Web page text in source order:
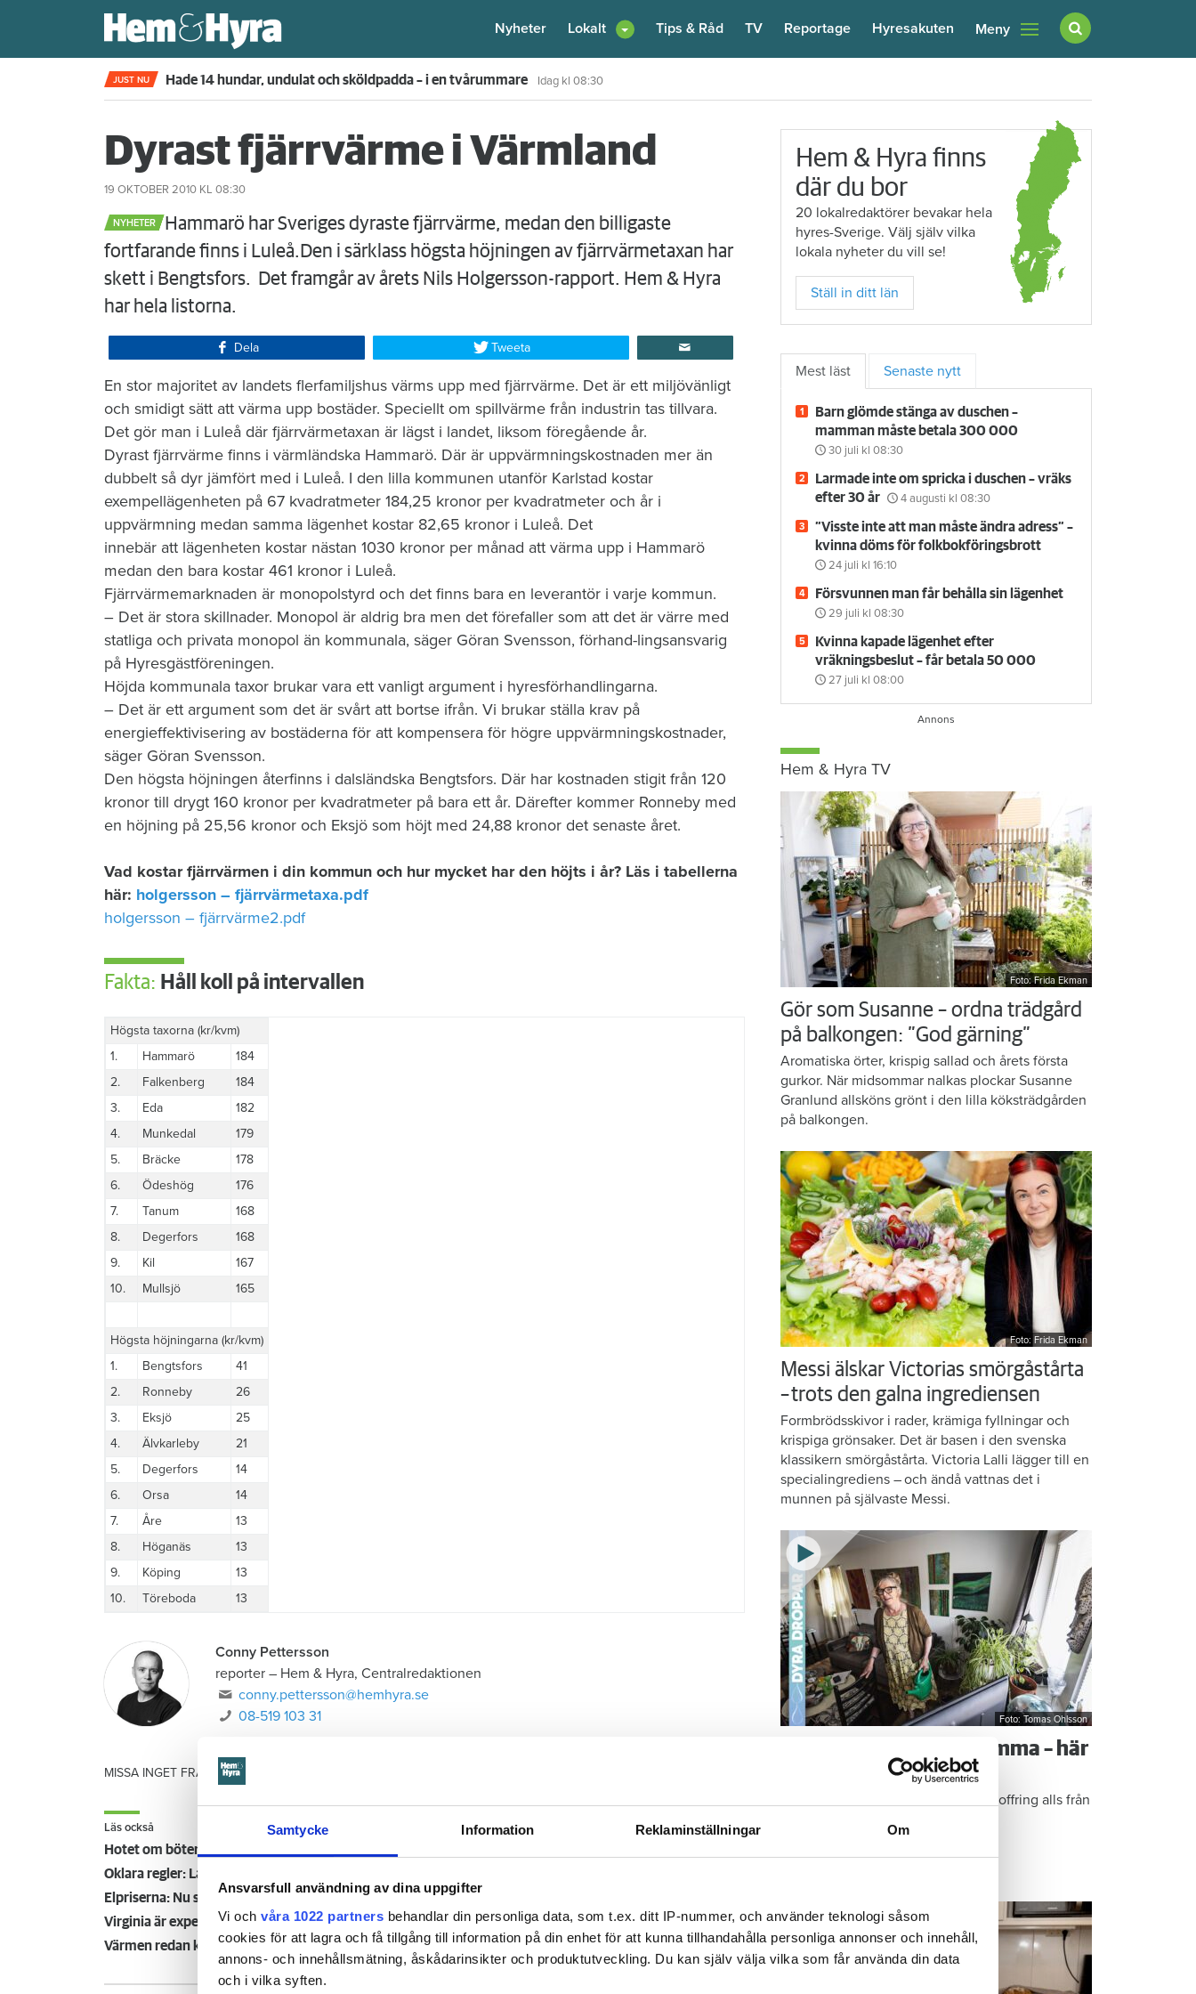
Samtycke Information Reklaminställningar Om
Ansvarsfull användning av dina uppgifter
Vi och våra 1022 partners behandlar din personliga data, som t.ex. ditt IP-nummer, och använder teknologi såsom
cookies för att lagra och få tillgång till information på din enhet för att kunna tillhandahålla personliga annonser och innehåll,
annons- och innehållsmätning, åskådarinsikter och produktutveckling. Du kan själv välja vilka som får använda din data
och i vilka syften.
Nyheter Lokalt Tips & Råd TV Reportage Hyresakuten Meny
JUST NU Kompisdealen blev verklighet – 40 år senare: "Flera fina fördelar med att dela bostad"
Dyrast fjärrvärme i Värmland
19 OKTOBER 2010 KL 08:30
NYHETER
​​Hammarö har Sveriges dyraste fjärrvärme, medan den billigaste
fortfarande finns i Luleå.Den i särklass högsta höjningen av fjärrvärmetaxan har
skett i Bengtsfors. Det framgår av årets Nils Holgersson-rapport. Hem & Hyra
har hela listorna.
Dela Tweeta
En stor majoritet av landets flerfamiljshus värms upp med fjärrvärme. Det är ett miljövänligt
och smidigt sätt att värma upp bostäder. Speciellt om spillvärme från industrin tas tillvara.
Det gör man i Luleå där fjärrvärmetaxan är lägst i landet, liksom föregående år.
Dyrast fjärrvärme finns i värmländska Hammarö. Där är uppvärmningskostnaden mer än
dubbelt så dyr jämfört med i Luleå. I den lilla kommunen utanför Karlstad kostar
exempellägenheten på 67 kvadratmeter 184,25 kronor per kvadratmeter och år i
uppvärmning medan samma lägenhet kostar 82,65 kronor i Luleå. Det
innebär att lägenheten kostar nästan 1030 kronor per månad att värma upp i Hammarö
medan den bara kostar 461 kronor i Luleå.
Fjärrvärmemarknaden är monopolstyrd och det finns bara en leverantör i varje kommun.
– Det är stora skillnader. Monopol är aldrig bra men det förefaller som att det är värre med
statliga och privata monopol än kommunala, säger Göran Svensson, förhand-lingsansvarig
på Hyresgästföreningen.
Höjda kommunala taxor brukar vara ett vanligt argument i hyresförhandlingarna.
– Det är ett argument som det är svårt att bortse ifrån. Vi brukar ställa krav på
energieffektivisering av bostäderna för att kompensera för högre uppvärmningskostnader,
säger Göran Svensson.
Den högsta höjningen återfinns i dalsländska Bengtsfors. Där har kostnaden stigit från 120
kronor till drygt 160 kronor per kvadratmeter på bara ett år. Därefter kommer Ronneby med
en höjning på 25,56 kronor och Eksjö som höjt med 24,88 kronor det senaste året.
Vad kostar fjärrvärmen i din kommun och hur mycket har den höjts i år? Läs i tabellerna
här: holgersson – fjärrvärmetaxa.pdf
holgersson – fjärrvärme2.pdf
Fakta: Håll koll på intervallen
Högsta taxorna (kr/kvm)
1.
Hammarö
184
2.
Falkenberg
184
3.
Eda
182
4.
Munkedal
179
5.
Bräcke
178
6.
Ödeshög
176
7.
Tanum
168
8.
Degerfors
168
9.
Kil
167
10.
Mullsjö 165
Högsta höjningarna (kr/kvm)
1.
Bengtsfors
41
2.
Ronneby
26
3.
Eksjö
25
4.
Älvkarleby
21
5.
Degerfors
14
6.
Orsa
14
7.
Åre
13
8.
Höganäs
13
9.
Köping
13
10.
Töreboda 13
Conny Pettersson
reporter – Hem & Hyra, Centralredaktionen
conny.pettersson@hemhyra.se
08-519 103 31
MISSA INGET FRÅN HEM & HYRA.
Läs också
Oklara regler: Lång väntan på varmvatten när värden bytte AnnCriztins kran
Elpriserna: Nu slipper Inger kallhyran – "åkte på en riktig smäll i januari"
Virginia är expert på att spara el – här är hennes bästa tips
Värmen redan katastrofdyr för Britta: ”Det kommer bli värre”
Hem & Hyra finns
där du bor
20 lokalredaktörer bevakar hela
hyres-Sverige. Välj själv vilka
lokala nyheter du vill se!
Ställ in ditt län
Mest läst Senaste nytt
Barn glömde stänga av duschen –
mamman måste betala 300 000
30 juli kl 08:30
Larmade inte om spricka i duschen – vräks
efter 30 år
4 augusti kl 08:30
”Visste inte att man måste ändra adress” –
kvinna döms för folkbokföringsbrott
24 juli kl 16:10
Försvunnen man får behålla sin lägenhet
29 juli kl 08:30
Kvinna kapade lägenhet efter
vräkningsbeslut – får betala 50 000
27 juli kl 08:00
Hem & Hyra TV
Foto: Frida Ekman
Gör som Susanne – ordna trädgård
på balkongen: ”God gärning”
Aromatiska örter, krispig sallad och årets första
gurkor. När midsommar nalkas plockar Susanne
Granlund allsköns grönt i den lilla köksträdgården
på balkongen.
Foto: Frida Ekman
Messi älskar Victorias smörgåstårta
– trots den galna ingrediensen
Formbrödsskivor i rader, krämiga fyllningar och
krispiga grönsaker. Det är basen i den svenska
klassikern smörgåstårta. Victoria Lalli lägger till en
specialingrediens – och ändå vattnas det i
munnen på självaste Messi.
Foto: Tomas Ohlsson
Så sparar du vatten hemma – här
är Kristins bästa tips
Knepen är enkla: ”Det är ingen uppoffring alls från